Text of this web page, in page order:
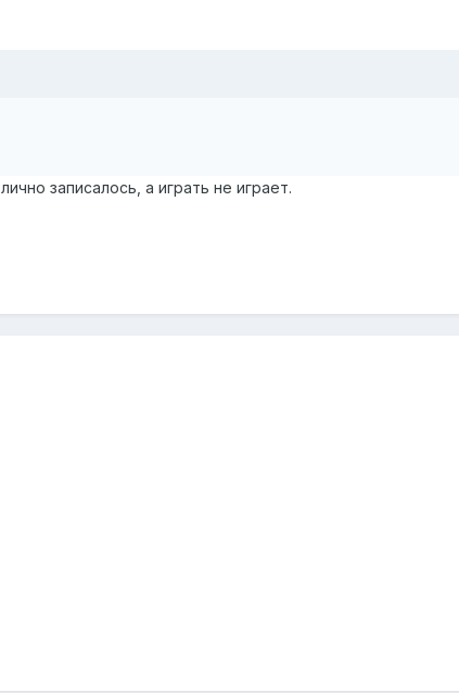
записалось, а играть не играет.